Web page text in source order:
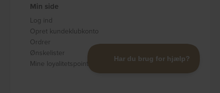
Min side
Log ind
Opret kundeklubkonto
Ordrer
Ønskelister
Mine loyalitetspoints